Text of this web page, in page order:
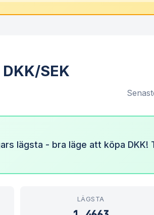
SEK
lägsta - bra läge att köpa DKK!
LÄGSTA